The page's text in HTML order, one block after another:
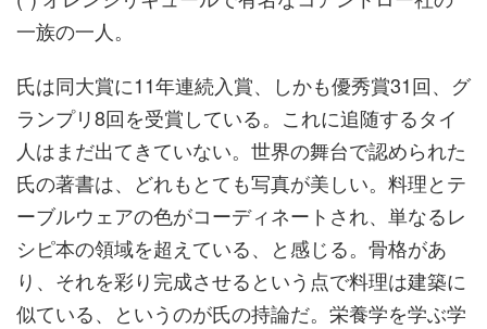
一族の一人。
氏は同大賞に11年連続入賞、しかも優秀賞31回、グ
ランプリ8回を受賞している。これに追随するタイ
人はまだ出てきていない。世界の舞台で認められた
氏の著書は、どれもとても写真が美しい。料理とテ
ーブルウェアの色がコーディネートされ、単なるレ
シピ本の領域を超えている、と感じる。骨格があ
り、それを彩り完成させるという点で料理は建築に
似ている、というのが氏の持論だ。栄養学を学ぶ学